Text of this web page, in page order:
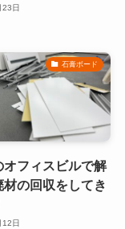
日
石膏ボード
オフィスビルで解
材の回収をしてき
日